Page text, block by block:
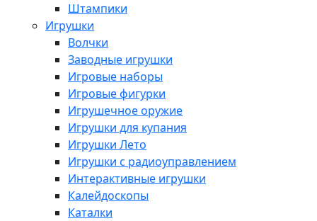
Штампики
Игрушки
Волчки
Заводные игрушки
Игровые наборы
Игровые фигурки
Игрушечное оружие
Игрушки для купания
Игрушки Лето
Игрушки с радиоуправлением
Интерактивные игрушки
Калейдоскопы
Каталки